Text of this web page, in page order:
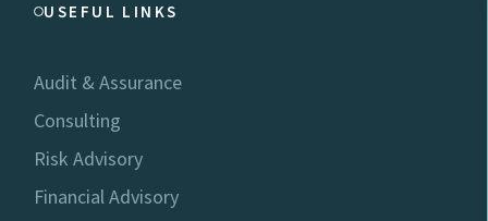
USEFUL LINKS
Audit & Assurance
Consulting
Risk Advisory
Financial Advisory